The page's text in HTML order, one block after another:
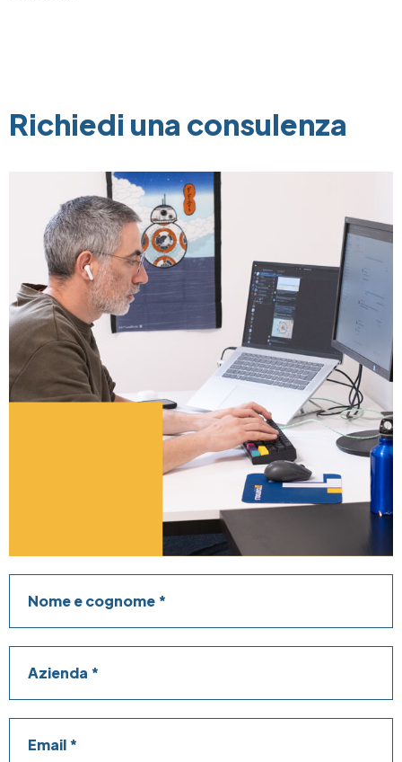
Richiedi una consulenza